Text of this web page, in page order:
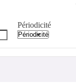
Périodicité